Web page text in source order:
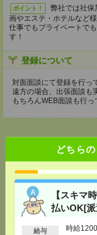
どちら
【スキマ
払いOK[
給与 時給
ポイント！
弊社では社保
画やエステ・ホテルなど
仕事でもプライベートで
す！
登録について
対面面談にて登録を行っ
遠方の場合、出張面談も
もちろんWEB面談も行っ
気にな